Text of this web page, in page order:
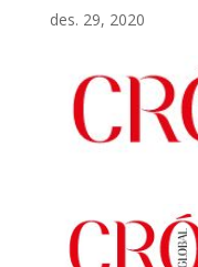
des. 29, 2020